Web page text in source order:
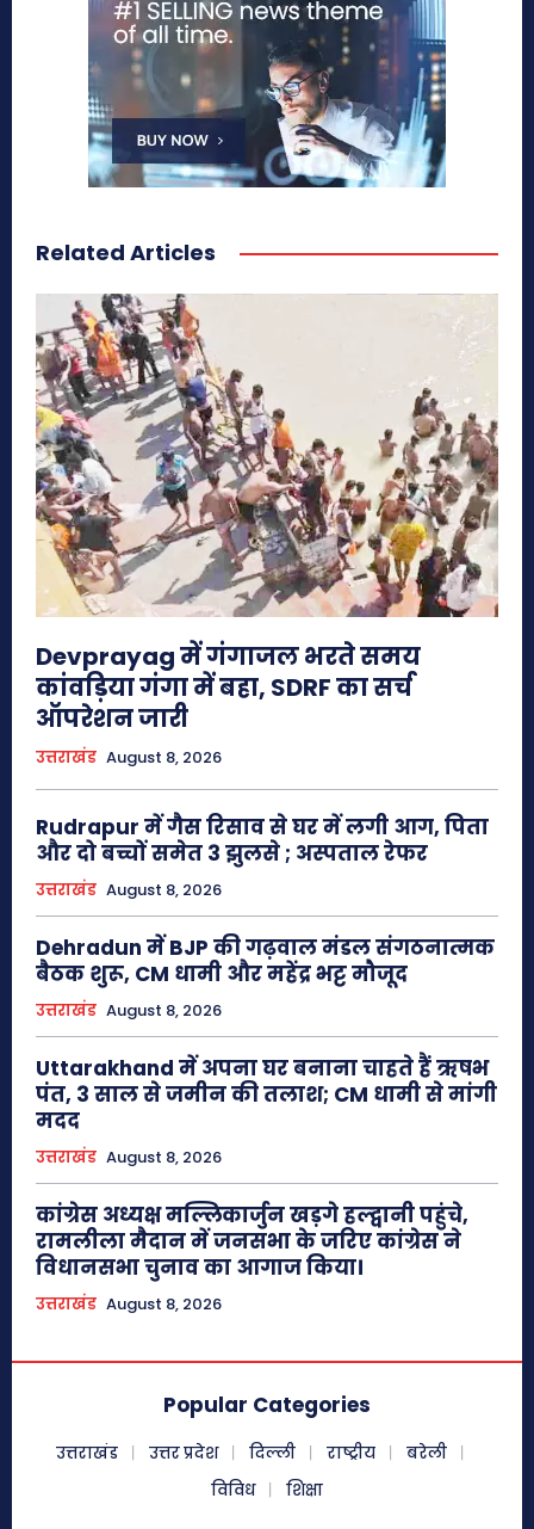
Related Articles
Devprayag में गंगाजल भरते समय
कांवड़िया गंगा में बहा, SDRF का सर्च
ऑपरेशन जारी
उत्तराखंड August 8, 2026
Rudrapur में गैस रिसाव से घर में लगी आग, पिता
और दो बच्चों समेत 3 झुलसे ; अस्पताल रेफर
उत्तराखंड August 8, 2026
Dehradun में BJP की गढ़वाल मंडल संगठनात्मक
बैठक शुरू, CM धामी और महेंद्र भट्ट मौजूद
उत्तराखंड August 8, 2026
Uttarakhand में अपना घर बनाना चाहते हैं ऋषभ
पंत, 3 साल से जमीन की तलाश; CM धामी से मांगी
मदद
उत्तराखंड August 8, 2026
कांग्रेस अध्यक्ष मल्लिकार्जुन खड़गे हल्द्वानी पहुंचे,
रामलीला मैदान में जनसभा के जरिए कांग्रेस ने
विधानसभा चुनाव का आगाज किया।
उत्तराखंड August 8, 2026
Popular Categories
उत्तराखंड उत्तर प्रदेश दिल्ली राष्ट्रीय
बरेली
विविध
शिक्षा